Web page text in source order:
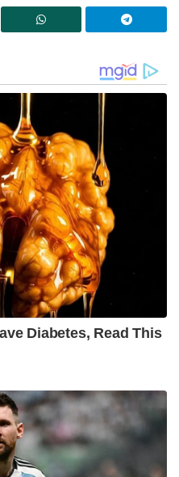
സ്വർണം;
ശർമ്മയെക്കുറിച്ച്
“വിരാട്
ശർമ്മയുടെയും
നൽകാം. രോഹിത്
വളരെയധികം
ചെയ്ത്
അടുത്ത ലോകകപ്പ്
പരുക്കുകൾ
ആ അഭിനിവേശം
ക്യാപ്റ്റൻസി
എന്ന നിലയിൽ
വന്നിട്ടുണ്ട്. ഇപ്പോൾ
അവൻ
ഏറെക്കുറെ 2023
ഗിൽ, അയ്യർ,
എന്നിവരടങ്ങുന്ന ഈ